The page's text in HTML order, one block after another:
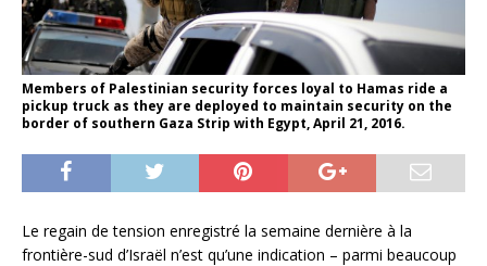
Members of Palestinian security forces loyal to Hamas ride a
pickup truck as they are deployed to maintain security on the
border of southern Gaza Strip with Egypt, April 21, 2016.
Le regain de tension enregistré la semaine dernière à la
frontière-sud d’Israël n’est qu’une indication – parmi beaucoup